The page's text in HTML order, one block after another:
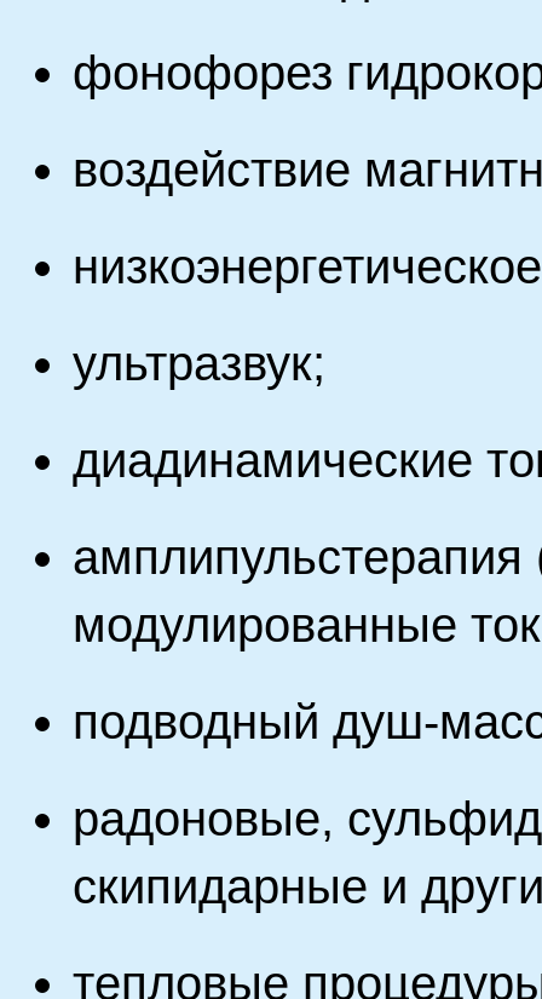
фонофорез
воздействие
ультразвук;
диадинамические
амплипульстерапия
модулированные
подводный душ-
радоновые,
скипидарные и
тепловые